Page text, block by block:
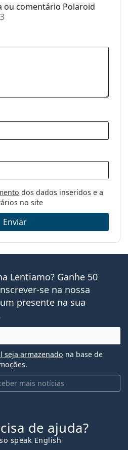
de sol
ou comentário Polaroid
dos dados inseridos e a
no site
Enviar
Lentiamo? Ganhe 50
se na nossa
presente na sua
mais notícias
seja armazenado na base de
de ajuda?
speak English